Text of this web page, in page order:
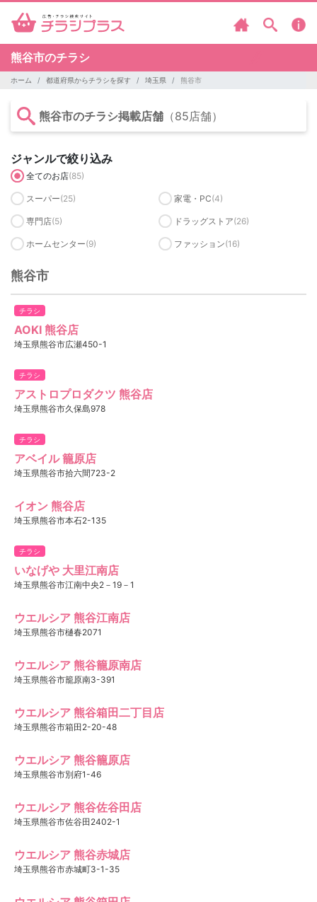
熊谷市のチラシ
ホーム 都道府県からチラシを探す 埼玉県 熊谷市
熊谷市のチラシ掲載店舗 （85店舗）
ジャンルで絞り込み
全てのお店(85)
スーパー(25) 家電・PC(4)
専門店(5) ドラッグストア(26)
ホームセンター(9) ファッション(16)
熊谷市
チラシ
AOKI 熊谷店
埼玉県熊谷市広瀬450-1
チラシ
アストロプロダクツ 熊谷店
埼玉県熊谷市久保島978
チラシ
アベイル 籠原店
埼玉県熊谷市拾六間723-2
イオン 熊谷店
埼玉県熊谷市本石2-135
チラシ
いなげや 大里江南店
埼玉県熊谷市江南中央2－19－1
ウエルシア 熊谷江南店
埼玉県熊谷市樋春2071
ウエルシア 熊谷籠原南店
埼玉県熊谷市籠原南3-391
ウエルシア 熊谷箱田二丁目店
埼玉県熊谷市箱田2-20-48
ウエルシア 熊谷籠原店
埼玉県熊谷市別府1-46
ウエルシア 熊谷佐谷田店
埼玉県熊谷市佐谷田2402-1
ウエルシア 熊谷赤城店
埼玉県熊谷市赤城町3-1-35